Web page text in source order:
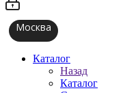
Москва
Каталог
Назад
Каталог